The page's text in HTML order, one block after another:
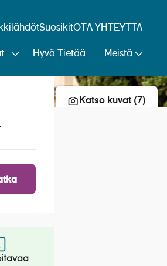
SuosikitOTA YHTEYTTÄ
Hyvä Tietää Meistä
Katso kuvat (7)